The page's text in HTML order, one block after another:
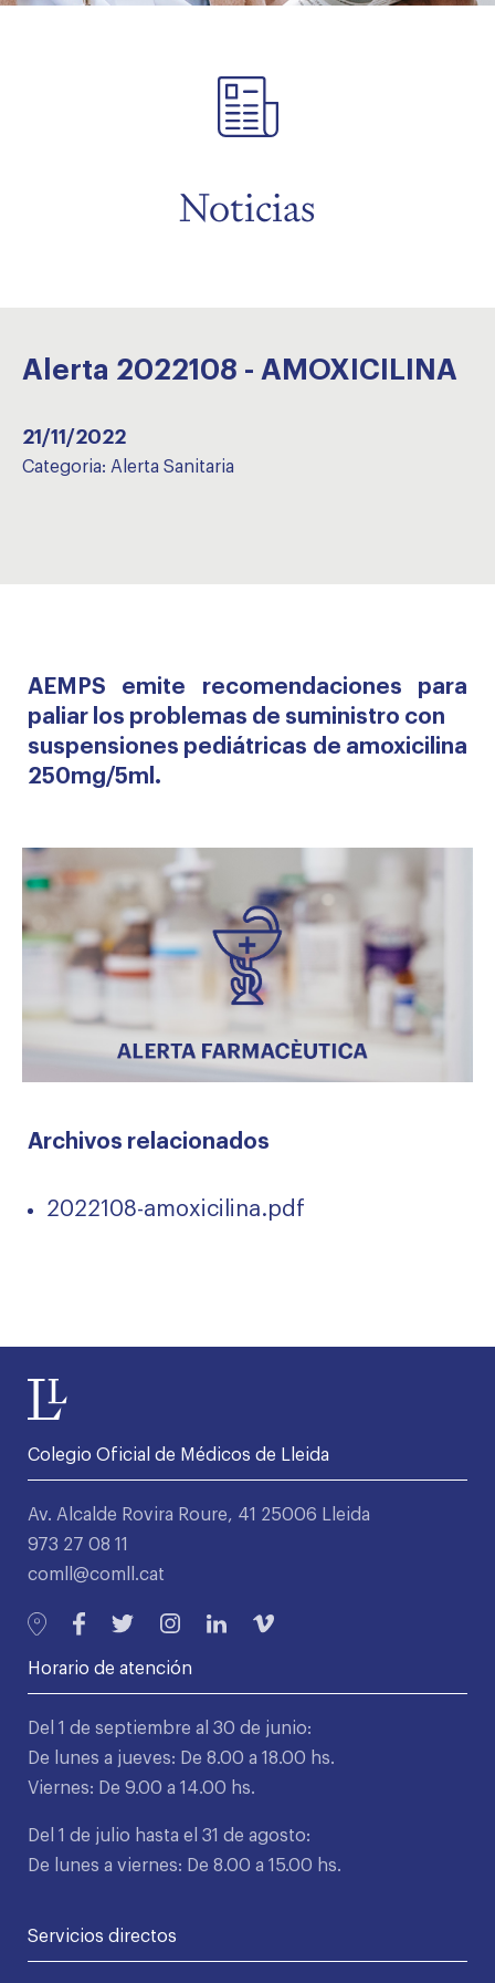
Noticias
Alerta 2022108 - AMOXICILINA
21/11/2022
Categoria: Alerta Sanitaria
Archivos relacionados
2022108-amoxicilina.pdf
AEMPS emite recomendaciones para
paliar los problemas de suministro con
suspensiones pediátricas de amoxicilina
250mg/5ml.
Colegio Oficial de Médicos de Lleida
Av. Alcalde Rovira Roure, 41 25006 Lleida
973 27 08 11
comll@comll.cat
Horario de atención
Del 1 de septiembre al 30 de junio:
De lunes a jueves: De 8.00 a 18.00 hs.
Viernes: De 9.00 a 14.00 hs.
Del 1 de julio hasta el 31 de agosto:
De lunes a viernes: De 8.00 a 15.00 hs.
Servicios directos